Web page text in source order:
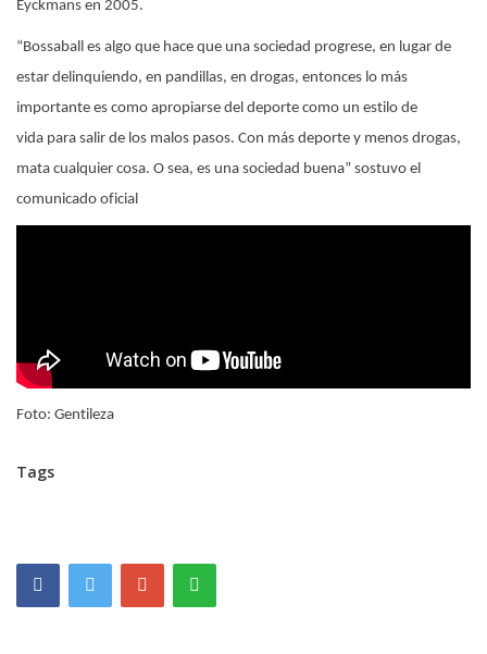
Eyckmans en 2005.
“Bossaball es algo que hace que una sociedad progrese, en lugar de
estar delinquiendo, en pandillas, en drogas, entonces lo más
importante es como apropiarse del deporte como un estilo de
vida para salir de los malos pasos. Con más deporte y menos drogas,
mata cualquier cosa. O sea, es una sociedad buena” sostuvo el
comunicado oficial
Foto: Gentileza
Tags